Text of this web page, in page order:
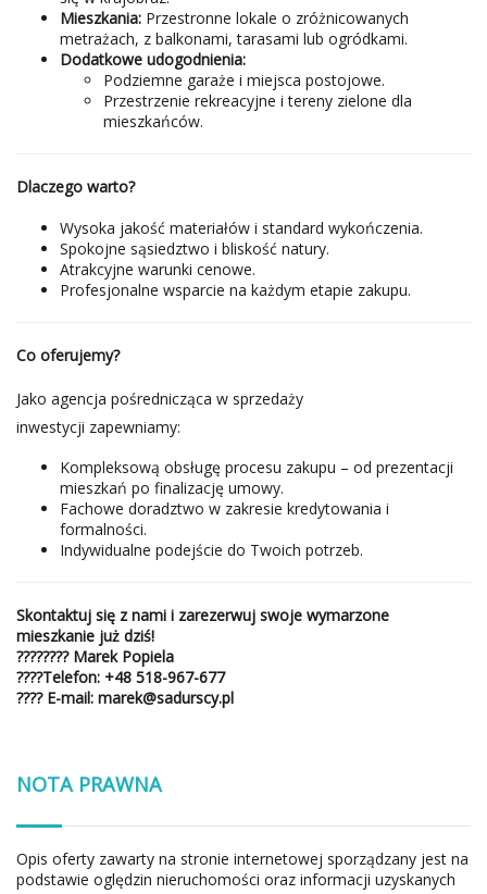
Mieszkania: Przestronne lokale o zróżnicowanych
metrażach, z balkonami, tarasami lub ogródkami.
Dodatkowe udogodnienia:
Podziemne garaże i miejsca postojowe.
Przestrzenie rekreacyjne i tereny zielone dla
mieszkańców.
Dlaczego warto?
Wysoka jakość materiałów i standard wykończenia.
Spokojne sąsiedztwo i bliskość natury.
Atrakcyjne warunki cenowe.
Profesjonalne wsparcie na każdym etapie zakupu.
Co oferujemy?
Jako agencja pośrednicząca w sprzedaży
inwestycji zapewniamy:
Kompleksową obsługę procesu zakupu – od prezentacji
mieszkań po finalizację umowy.
Fachowe doradztwo w zakresie kredytowania i
formalności.
Indywidualne podejście do Twoich potrzeb.
Skontaktuj się z nami i zarezerwuj swoje wymarzone
mieszkanie już dziś!
????‍???? Marek Popiela
????Telefon: +48 518-967-677
???? E-mail: marek@sadurscy.pl
NOTA PRAWNA
Opis oferty zawarty na stronie internetowej sporządzany jest na
podstawie oględzin nieruchomości oraz informacji uzyskanych